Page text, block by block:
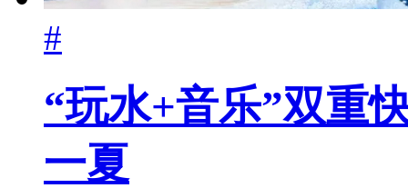
#
“玩水+音乐”双重
一夏